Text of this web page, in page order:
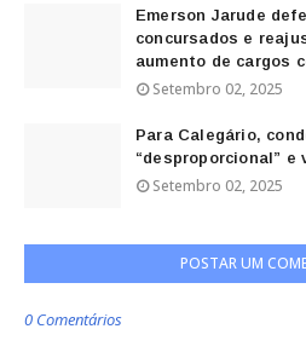
Emerson Jarude
concursados e
aumento de cargos
Setembro 02, 2025
Para Calegário,
“desproporcional” e
Setembro 02, 2025
POSTAR UM
0 Comentários